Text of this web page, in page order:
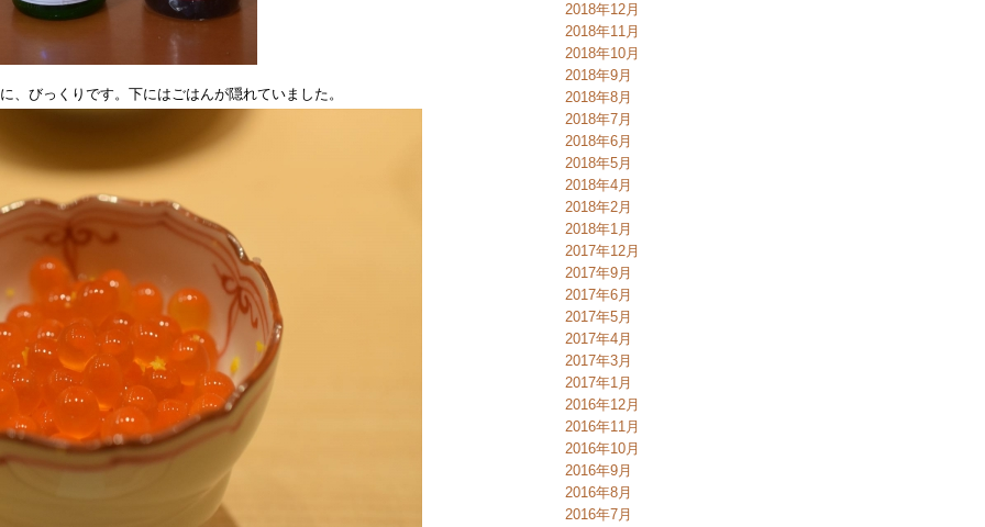
、びっくりです。下にはごはんが隠れていました。
2018年12月
2018年11月
2018年10月
2018年9月
2018年8月
2018年7月
2018年6月
2018年5月
2018年4月
2018年2月
2018年1月
2017年12月
2017年9月
2017年6月
2017年5月
2017年4月
2017年3月
2017年1月
2016年12月
2016年11月
2016年10月
2016年9月
2016年8月
2016年7月